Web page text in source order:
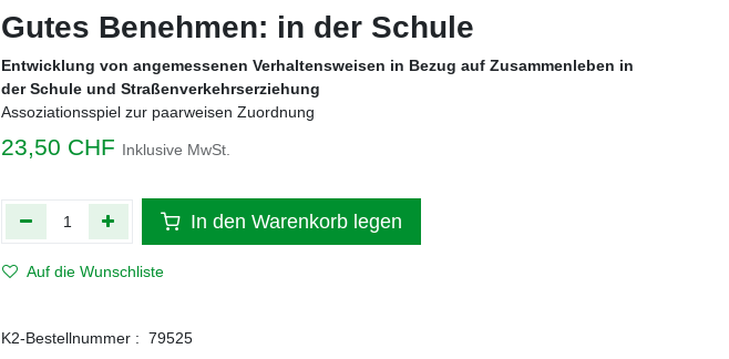
Gutes Benehmen: in der Schule
Entwicklung von angemessenen Verhaltensweisen in Bezug auf Zusammenleben in
der Schule und Straßenverkehrserziehung
Assoziationsspiel zur paarweisen Zuordnung
23,50 CHF Inklusive MwSt.
In den Warenkorb legen
Auf die Wunschliste
K2-Bestellnummer : 79525